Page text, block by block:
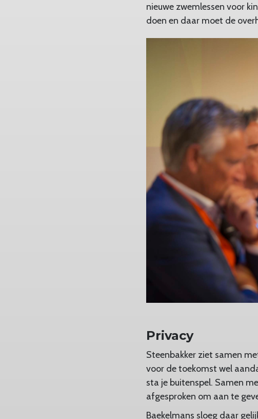
nieuwe zwemlessen voor
doen en daar moet de
Privacy
Steenbakker ziet samen
voor de toekomst wel
sta je buitenspel. Samen
afgesproken om aan te
Baekelmans sloeg daar